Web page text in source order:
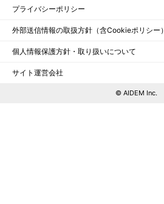
プライバシーポリシー
外部送信情報の取扱方針（含Cookieポリシー）
個人情報保護方針・取り扱いについて
サイト運営会社
© AIDEM Inc.